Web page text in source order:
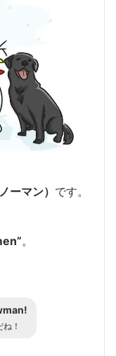
ーマン） です。
。
！